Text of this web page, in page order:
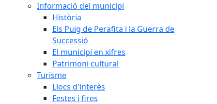
Informació del municipi
Història
Els Puig de Perafita i la Guerra de
Successió
El municipi en xifres
Patrimoni cultural
Turisme
Llocs d'interès
Festes i fires